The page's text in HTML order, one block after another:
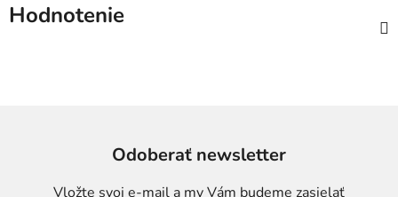
Hodnotenie
Odoberať newsletter
Vložte svoj e-mail a my Vám budeme zasielať